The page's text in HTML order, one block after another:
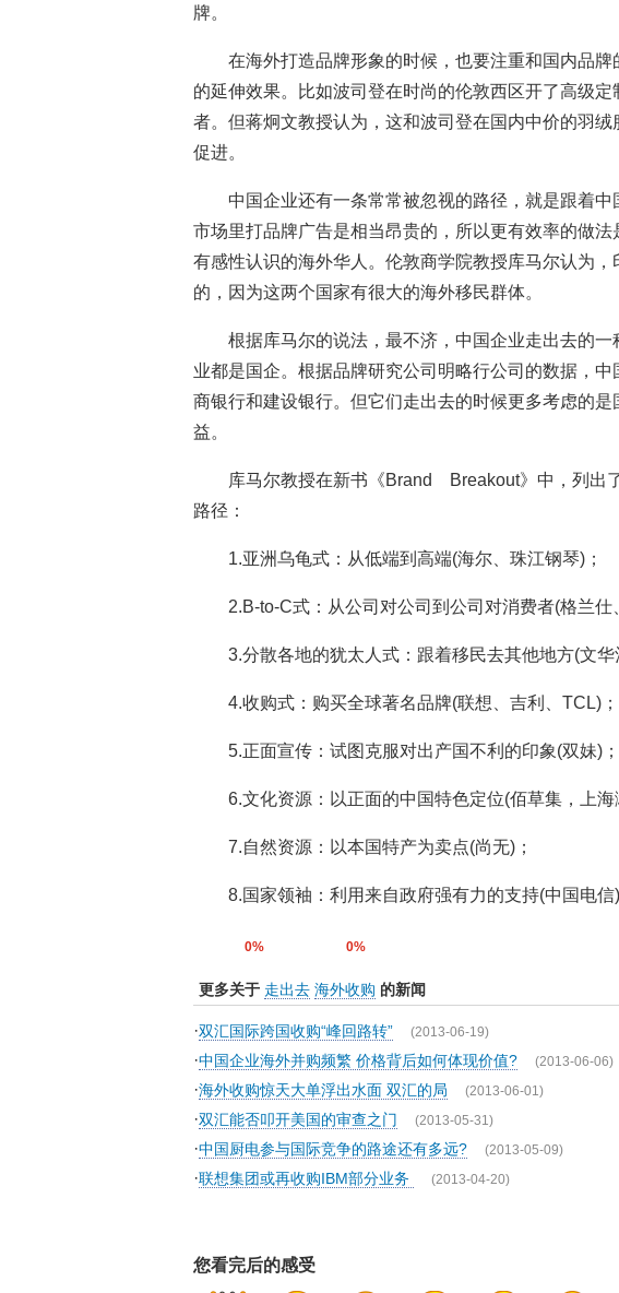
牌。
在海外打造品牌形象的时候，也要注重和国内品
的延伸效果。比如波司登在时尚的伦敦西区开了高级
者。但蒋炯文教授认为，这和波司登在国内中价的羽
促进。
中国企业还有一条常常被忽视的路径，就是跟着
市场里打品牌广告是相当昂贵的，所以更有效率的做
有感性认识的海外华人。伦敦商学院教授库马尔认为
的，因为这两个国家有很大的海外移民群体。
根据库马尔的说法，最不济，中国企业走出去的
业都是国企。根据品牌研究公司明略行公司的数据，
商银行和建设银行。但它们走出去的时候更多考虑的是
益。
库马尔教授在新书《Brand Breakout》中，列出
路径：
1.亚洲乌龟式：从低端到高端(海尔、珠江钢琴)；
2.B-to-C式：从公司对公司到公司对消费者(格兰仕
3.分散各地的犹太人式：跟着移民去其他地方(文华
4.收购式：购买全球著名品牌(联想、吉利、TCL)；
5.正面宣传：试图克服对出产国不利的印象(双妹)；
6.文化资源：以正面的中国特色定位(佰草集，上海
7.自然资源：以本国特产为卖点(尚无)；
8.国家领袖：利用来自政府强有力的支持(中国电信
0% 0%
更多关于 走出去 海外收购 的新闻
·双汇国际跨国收购“峰回路转” (2013-06-19)
·中国企业海外并购频繁 价格背后如何体现价值? (2013-06-06)
·海外收购惊天大单浮出水面 双汇的局 (2013-06-01)
·双汇能否叩开美国的审查之门 (2013-05-31)
·中国厨电参与国际竞争的路途还有多远? (2013-05-09)
·联想集团或再收购IBM部分业务 (2013-04-20)
您看完后的感受